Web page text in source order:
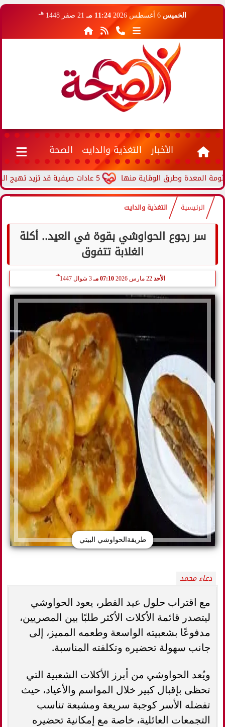
الخميس 11:24 مـ 21 صفر 1448 هـ
الأخبار التغذية والدايت الصحة
5 عادات صيفية قد تزيد تهيج الصدفية.. احذرها في الطقس الحار وطرق الوقاية منها
الرئيسية التغذية والدايت
سر رجوع الحواوشي بقوة في العيد.. أكلة
الغلابة تتفوق
الأحد 07:10 مـ 3 شوال 1447
هـ
طريقةالحواوشي البيتي
دعاء محمد
مع اقتراب حلول عيد الفطر، يعود الحواوشي
ليتصدر قائمة الأكلات الأكثر طلبًا بين المصريين،
مدفوعًا بشعبيته الواسعة وطعمه المميز، إلى
جانب سهولة تحضيره وتكلفته المناسبة.
ويُعد الحواوشي من أبرز الأكلات الشعبية التي
تحظى بإقبال كبير خلال المواسم والأعياد، حيث
تفضله الأسر كوجبة سريعة ومشبعة تناسب
التجمعات العائلية، خاصة مع إمكانية تحضيره